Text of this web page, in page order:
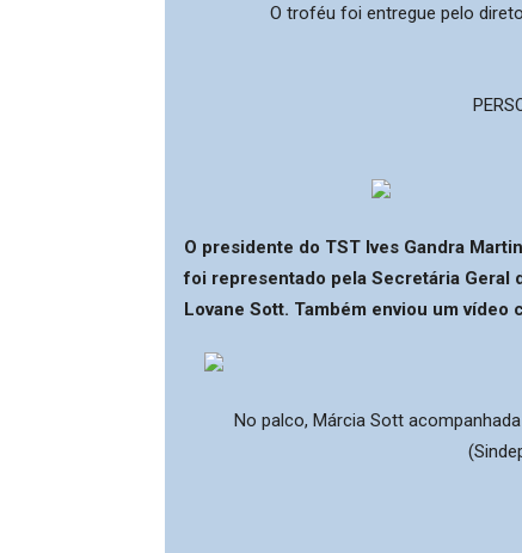
O troféu foi entregue pelo
O presidente do TST Ives Gandra
foi representado pela Secretária Geral
Lovane Sott. Também enviou um vídeo
No palco, Márcia Sott